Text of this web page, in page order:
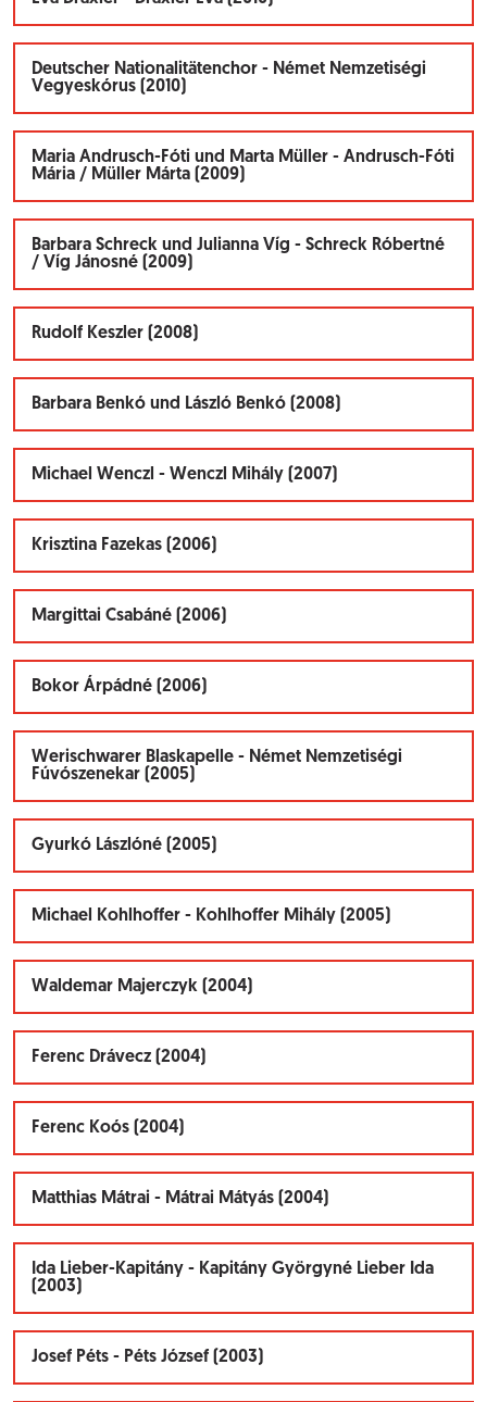
Deutscher Nationalitätenchor - Német Nemzetiségi
Vegyeskórus (2010)
Maria Andrusch-Fóti und Marta Müller - Andrusch-Fóti
Mária / Müller Márta (2009)
Barbara Schreck und Julianna Víg - Schreck Róbertné
/ Víg Jánosné (2009)
Rudolf Keszler (2008)
Barbara Benkó und László Benkó (2008)
Michael Wenczl - Wenczl Mihály (2007)
Krisztina Fazekas (2006)
Margittai Csabáné (2006)
Bokor Árpádné (2006)
Werischwarer Blaskapelle - Német Nemzetiségi
Fúvószenekar (2005)
Gyurkó Lászlóné (2005)
Michael Kohlhoffer - Kohlhoffer Mihály (2005)
Waldemar Majerczyk (2004)
Ferenc Drávecz (2004)
Ferenc Koós (2004)
Matthias Mátrai - Mátrai Mátyás (2004)
Ida Lieber-Kapitány - Kapitány Györgyné Lieber Ida
(2003)
Josef Péts - Péts József (2003)